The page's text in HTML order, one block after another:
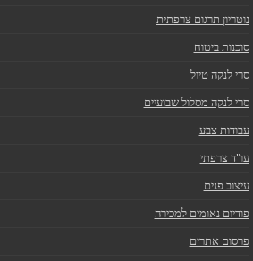
נוטריון תרגום צרפתית
סוכנות ביטוח
סרי לנקה טיול
סרי לנקה מסלול שבועיים
עבודות צבע
עו"ד צרפתי
עיצוב פנים
פודיום נאומים למכירה
פרסום אתרים